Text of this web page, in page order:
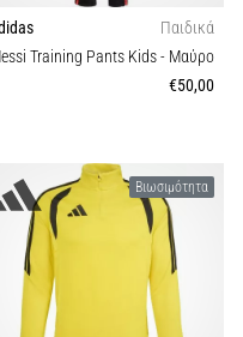
Παιδικά
Training Pants Kids- Μαύρο
€50,00
Βιωσιμότητα